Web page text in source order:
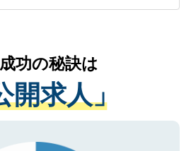
個人データはご本人の許可
取り扱いについての厳密な
した事業者のみに付与され
ーマークを取得済みです。
在の医療機関の状況や紹介
がら、適切なアドバイスを
ます。すぐにご転職をされ
期的なサポートが可能です
登録ください。
功の秘訣は
開求人」